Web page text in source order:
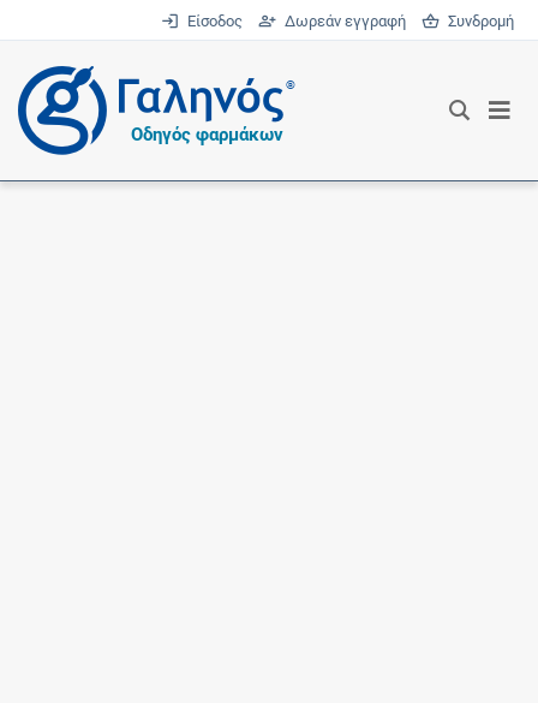
Είσοδος Δωρεάν εγγραφή Συνδρομή
®
Οδηγός φαρμάκων